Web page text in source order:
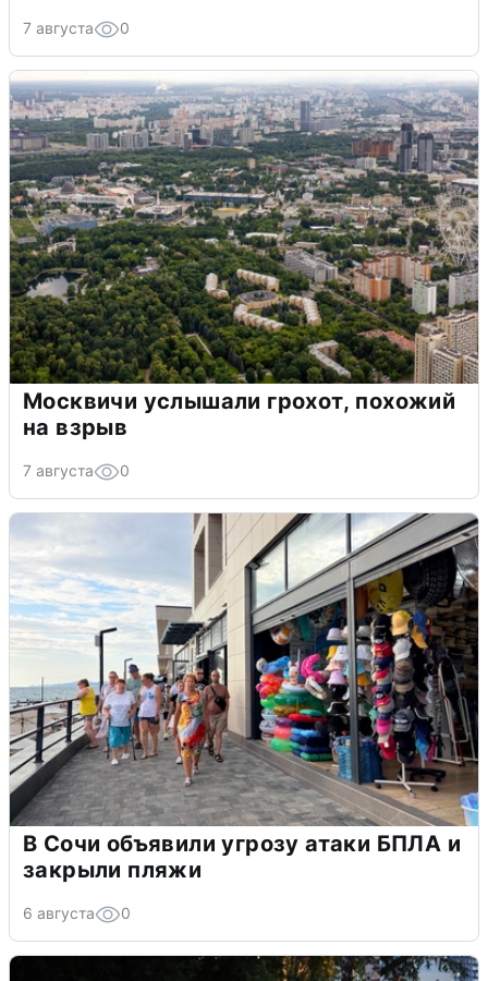
7 августа 0
Москвичи услышали грохот, похожий
на взрыв
7 августа 0
В Сочи объявили угрозу атаки БПЛА и
закрыли пляжи
6 августа 0